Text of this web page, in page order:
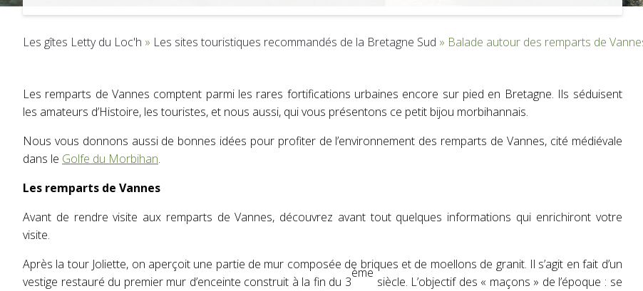
Les gîtes Letty du Loc'h » Les sites touristiques recommandés de la Bretagne Sud » Balade autour des remparts de
Les remparts de Vannes comptent parmi les rares fortifications urbaines encore sur pied en Bretagne. Ils séduisent
les amateurs d’Histoire, les touristes, et nous aussi, qui vous présentons ce petit bijou morbihannais.
Nous vous donnons aussi de bonnes idées pour profiter de l’environnement des remparts de Vannes, cité médiévale
dans le Golfe du Morbihan.
Les remparts de Vannes
Avant de rendre visite aux remparts de Vannes, découvrez avant tout quelques informations qui enrichiront votre
visite.
Après la tour Joliette, on aperçoit une partie de mur composée de briques et de moellons de granit. Il s’agit en fait d’un
vestige restauré du premier mur d’enceinte construit à la fin du 3
ème
siècle. L’objectif des « maçons » de l’époque : se